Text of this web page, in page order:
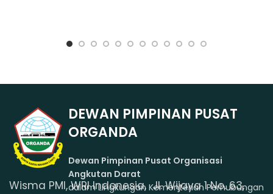
DEWAN PIMPINAN PUSAT
ORGANDA
Dewan Pimpinan Pusat Organisasi
Angkutan Darat
dalam Lingkungan Kementerian Perhubungan
Wisma PMI, WRI Indonesia, Jl. Wijaya 1 No. 63,